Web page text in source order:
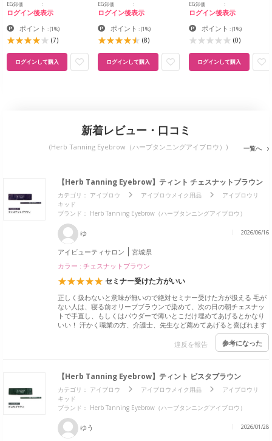
EG卸価
ログイン後表示
ポイント :(1%)
(7)
ログインして購入
EG卸価
ログイン後表示
ポイント :(1%)
(8)
ログインして購入
EG卸価
ログイン後表示
ポイント :(1%)
(0)
ログインして購入
新着レビュー・口コミ
(Herb Tanning Eyebrow（ハーブタンニングアイブロウ）) 一覧へ
【Herb Tanning Eyebrow】ティント チェスナットブラウン
カテゴリ： アイブロウ アイブロウメイク用品
アイブロウリ
キッド
ブランド： Herb Tanning Eyebrow（ハーブタンニングアイブロウ）
ゆ 2026/06/16
アイビューティサロン
宮城県
カラー : チェスナットブラウン
セミナー受けた方がいい
正しく扱わないと意味が無いので絶対セミナー受けた方が扱える 毛が
ない人は、寝る前オリーブブラウンで染めて、次の日の朝チェスナッ
トで手直し、もしくはパウダーで薄いとこだけ埋めてあげるとかなり
いい！ 汗かく職業の方、介護士、先生など薦めてあげると喜ばれます
違反を報告 参考になった
【Herb Tanning Eyebrow】ティント ビスタブラウン
カテゴリ： アイブロウ アイブロウメイク用品
アイブロウリ
キッド
ブランド： Herb Tanning Eyebrow（ハーブタンニングアイブロウ）
ゆう 2026/01/28